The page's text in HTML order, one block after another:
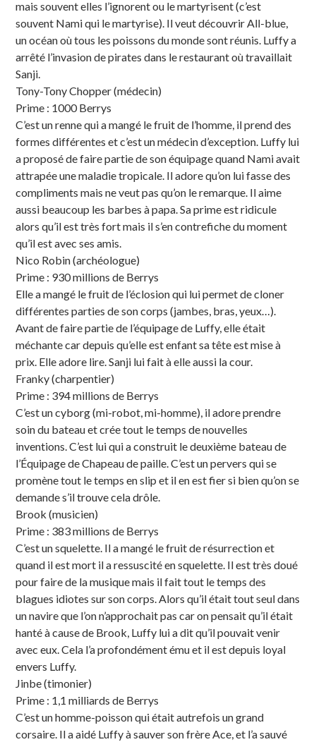
mais souvent elles l’ignorent ou le martyrisent (c’est
souvent Nami qui le martyrise). Il veut découvrir All-blue,
un océan où tous les poissons du monde sont réunis. Luffy a
arrêté l’invasion de pirates dans le restaurant où travaillait
Sanji.
Tony-Tony Chopper (médecin)
Prime : 1000 Berrys
C’est un renne qui a mangé le fruit de l’homme, il prend des
formes différentes et c’est un médecin d’exception. Luffy lui
a proposé de faire partie de son équipage quand Nami avait
attrapée une maladie tropicale. Il adore qu’on lui fasse des
compliments mais ne veut pas qu’on le remarque. Il aime
aussi beaucoup les barbes à papa. Sa prime est ridicule
alors qu’il est très fort mais il s’en contrefiche du moment
qu’il est avec ses amis.
Nico Robin (archéologue)
Prime : 930 millions de Berrys
Elle a mangé le fruit de l’éclosion qui lui permet de cloner
différentes parties de son corps (jambes, bras, yeux…).
Avant de faire partie de l’équipage de Luffy, elle était
méchante car depuis qu’elle est enfant sa tête est mise à
prix. Elle adore lire. Sanji lui fait à elle aussi la cour.
Franky (charpentier)
Prime : 394 millions de Berrys
C’est un cyborg (mi-robot, mi-homme), il adore prendre
soin du bateau et crée tout le temps de nouvelles
inventions. C’est lui qui a construit le deuxième bateau de
l’Équipage de Chapeau de paille. C’est un pervers qui se
promène tout le temps en slip et il en est fier si bien qu’on se
demande s’il trouve cela drôle.
Brook (musicien)
Prime : 383 millions de Berrys
C’est un squelette. Il a mangé le fruit de résurrection et
quand il est mort il a ressuscité en squelette. Il est très doué
pour faire de la musique mais il fait tout le temps des
blagues idiotes sur son corps. Alors qu’il était tout seul dans
un navire que l’on n’approchait pas car on pensait qu’il était
hanté à cause de Brook, Luffy lui a dit qu’il pouvait venir
avec eux. Cela l’a profondément ému et il est depuis loyal
envers Luffy.
Jinbe (timonier)
Prime : 1,1 milliards de Berrys
C’est un homme-poisson qui était autrefois un grand
corsaire. Il a aidé Luffy à sauver son frère Ace, et l’a sauvé